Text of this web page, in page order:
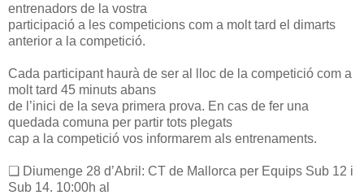
entrenadors de la vostra
participació a les competicions com a molt tard el dimarts
anterior a la competició.
Cada participant haurà de ser al lloc de la competició com a
molt tard 45 minuts abans
de l’inici de la seva primera prova. En cas de fer una
quedada comuna per partir tots plegats
cap a la competició vos informarem als entrenaments.
❏ Diumenge 28 d’Abril: CT de Mallorca per Equips Sub 12 i
Sub 14. 10:00h al